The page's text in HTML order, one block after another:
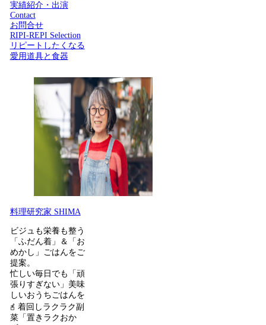
実績紹介・出演
Contact
お問合せ
RIPI-REPI Selection
リピートしたくなる
愛用道具と食器
料理研究家 SHIMA
ビジュも栄養も整う
「ふだん着」＆「お
めかし」ごはんをご
提案。
忙しい毎日でも「頑
張りすぎない」美味
しいおうちごはんを
𖧭 着回しラクラク副
菜「置きラクおか